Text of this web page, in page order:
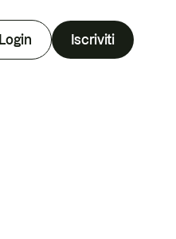
Login Iscriviti